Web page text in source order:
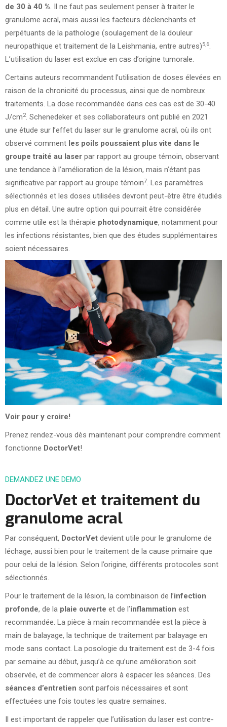
de 30 à 40 %. Il ne faut pas seulement penser à traiter le
granulome acral, mais aussi les facteurs déclenchants et
perpétuants de la pathologie (soulagement de la douleur
neuropathique et traitement de la Leishmania, entre autres)5,6.
L’utilisation du laser est exclue en cas d’origine tumorale.
Certains auteurs recommandent l’utilisation de doses élevées en
raison de la chronicité du processus, ainsi que de nombreux
traitements. La dose recommandée dans ces cas est de 30-40
J/cm2. Schenedeker et ses collaborateurs ont publié en 2021
une étude sur l’effet du laser sur le granulome acral, où ils ont
observé comment les poils poussaient plus vite dans le
groupe traité au laser par rapport au groupe témoin, observant
une tendance à l’amélioration de la lésion, mais n’étant pas
significative par rapport au groupe témoin7. Les paramètres
sélectionnés et les doses utilisées devront peut-être être étudiés
plus en détail. Une autre option qui pourrait être considérée
comme utile est la thérapie photodynamique, notamment pour
les infections résistantes, bien que des études supplémentaires
soient nécessaires.
Voir pour y croire!
Prenez rendez-vous dès maintenant pour comprendre comment
fonctionne DoctorVet!
DEMANDEZ UNE DEMO
DoctorVet et traitement du
granulome acral
Par conséquent, DoctorVet devient utile pour le granulome de
léchage, aussi bien pour le traitement de la cause primaire que
pour celui de la lésion. Selon l’origine, différents protocoles sont
sélectionnés.
Pour le traitement de la lésion, la combinaison de l’infection
profonde, de la plaie ouverte et de l’inflammation est
recommandée. La pièce à main recommandée est la pièce à
main de balayage, la technique de traitement par balayage en
mode sans contact. La posologie du traitement est de 3-4 fois
par semaine au début, jusqu’à ce qu’une amélioration soit
observée, et de commencer alors à espacer les séances. Des
séances d’entretien sont parfois nécessaires et sont
effectuées une fois toutes les quatre semaines.
Il est important de rappeler que l’utilisation du laser est contre-